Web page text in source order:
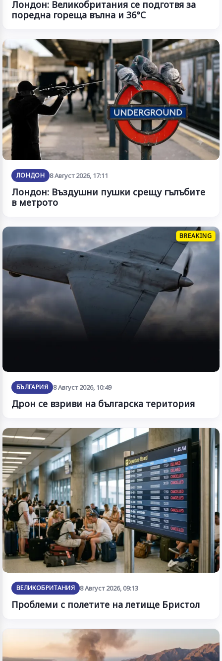
Лондон: Великобритания се подготвя за
поредна гореща вълна и 36°C
ЛОНДОН 8 Август 2026, 17:11
Лондон: Въздушни пушки срещу гълъбите
в метрото
BREAKING
БЪЛГАРИЯ 8 Август 2026, 10:49
Дрон се взриви на българска територия
ВЕЛИКОБРИТАНИЯ 8 Август 2026, 09:13
Проблеми с полетите на летище Бристол